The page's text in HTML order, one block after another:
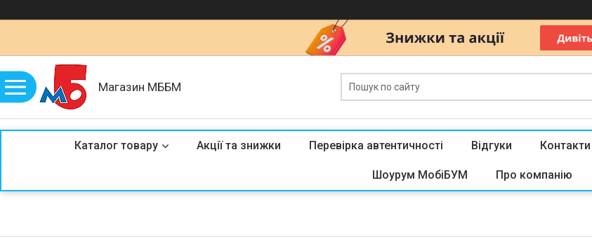
Магазин МББМ
Каталог товару Акції та знижки Перевірка автентичності Відгуки Контакти
Шоурум МобіБУМ Про компанію